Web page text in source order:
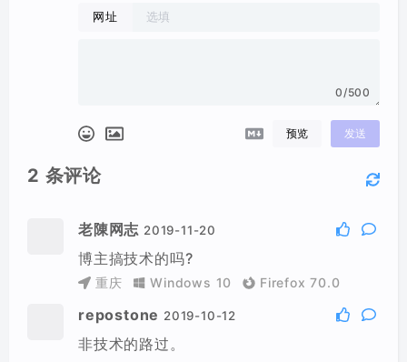
网址
0/500
预览 发送
2 条评论
老陳网志 2019-11-20
博主搞技术的吗?
重庆 Windows 10 Firefox 70.0
repostone 2019-10-12
非技术的路过。